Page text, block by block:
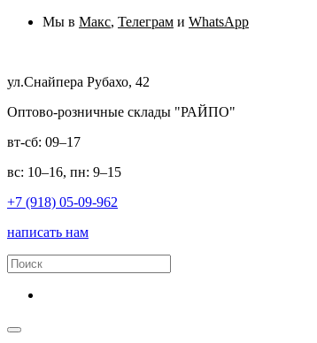
Мы в Макс, Телеграм и WhatsApp
ул.Снайпера Рубахо, 42
Оптово-розничные склады "РАЙПО"
вт-сб: 09–17
вс: 10–16, пн: 9–15
+7 (918) 05-09-962
написать нам